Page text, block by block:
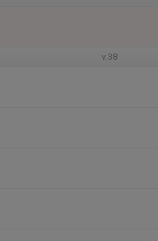
v.38